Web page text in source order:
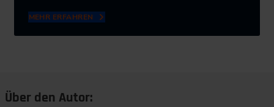
MEHR ERFAHREN
Über den Autor: